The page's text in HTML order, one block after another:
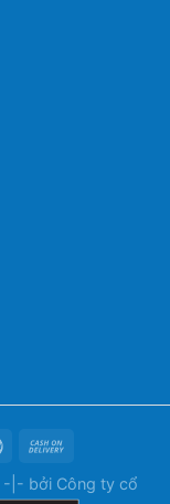
-|- bởi Công ty cổ